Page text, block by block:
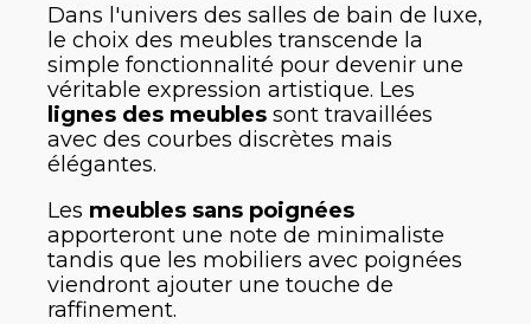
Dans l'univers des salles de bain de luxe,
le choix des meubles transcende la
simple fonctionnalité pour devenir une
véritable expression artistique. Les
lignes des meubles sont travaillées
avec des courbes discrètes mais
élégantes.
Les meubles sans poignées
apporteront une note de minimaliste
tandis que les mobiliers avec poignées
viendront ajouter une touche de
raffinement.